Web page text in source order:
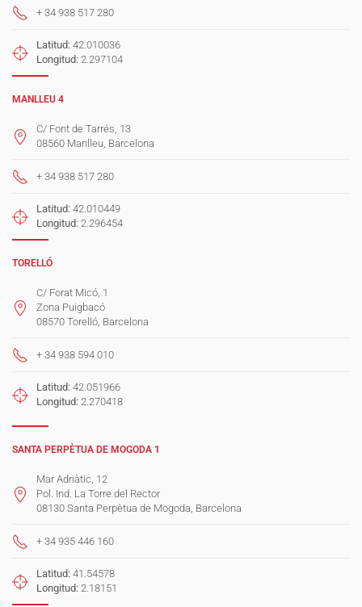
+ 34 938 517 280
Latitud: 42.010036
Longitud: 2.297104
MANLLEU 4
C/ Font de Tarrés, 13
08560 Manlleu, Barcelona
+ 34 938 517 280
Latitud: 42.010449
Longitud: 2.296454
TORELLÓ
C/ Forat Micó, 1
Zona Puigbacó
08570 Torelló, Barcelona
+ 34 938 594 010
Latitud: 42.051966
Longitud: 2.270418
SANTA PERPÈTUA DE MOGODA 1
Mar Adriàtic, 12
Pol. Ind. La Torre del Rector
08130 Santa Perpètua de Mogoda, Barcelona
+ 34 935 446 160
Latitud: 41.54578
Longitud: 2.18151